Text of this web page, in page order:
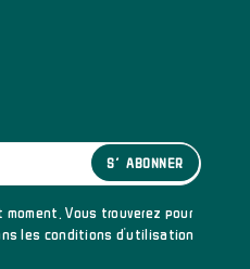
S’ABONNER
Vous trouverez pour
les conditions d'utilisation